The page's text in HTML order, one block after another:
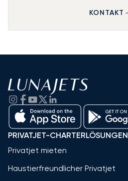
KONTAKT
PRIVATJET-CHARTERLÖSUNGEN
Privatjet mieten
Haustierfreundlicher Privatjet